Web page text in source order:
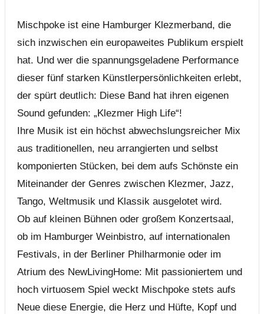
Mischpoke ist eine Hamburger Klezmerband, die
sich inzwischen ein europaweites Publikum erspielt
hat. Und wer die spannungsgeladene Performance
dieser fünf starken Künstlerpersönlichkeiten erlebt,
der spürt deutlich: Diese Band hat ihren eigenen
Sound gefunden: „Klezmer High Life“!
Ihre Musik ist ein höchst abwechslungsreicher Mix
aus traditionellen, neu arrangierten und selbst
komponierten Stücken, bei dem aufs Schönste ein
Miteinander der Genres zwischen Klezmer, Jazz,
Tango, Weltmusik und Klassik ausgelotet wird.
Ob auf kleinen Bühnen oder großem Konzertsaal,
ob im Hamburger Weinbistro, auf internationalen
Festivals, in der Berliner Philharmonie oder im
Atrium des NewLivingHome: Mit passioniertem und
hoch virtuosem Spiel weckt Mischpoke stets aufs
Neue diese Energie, die Herz und Hüfte, Kopf und